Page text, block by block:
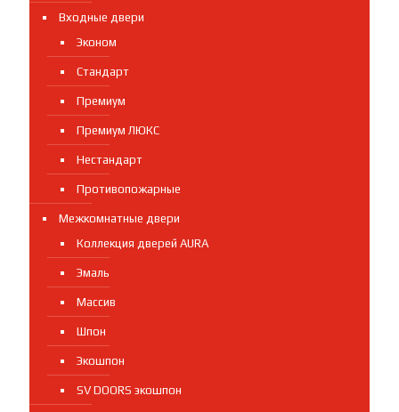
Входные двери
Эконом
Стандарт
Премиум
Премиум ЛЮКС
Нестандарт
Противопожарные
Межкомнатные двери
Коллекция дверей AURA
Эмаль
Массив
Шпон
Экошпон
SV DOORS экошпон